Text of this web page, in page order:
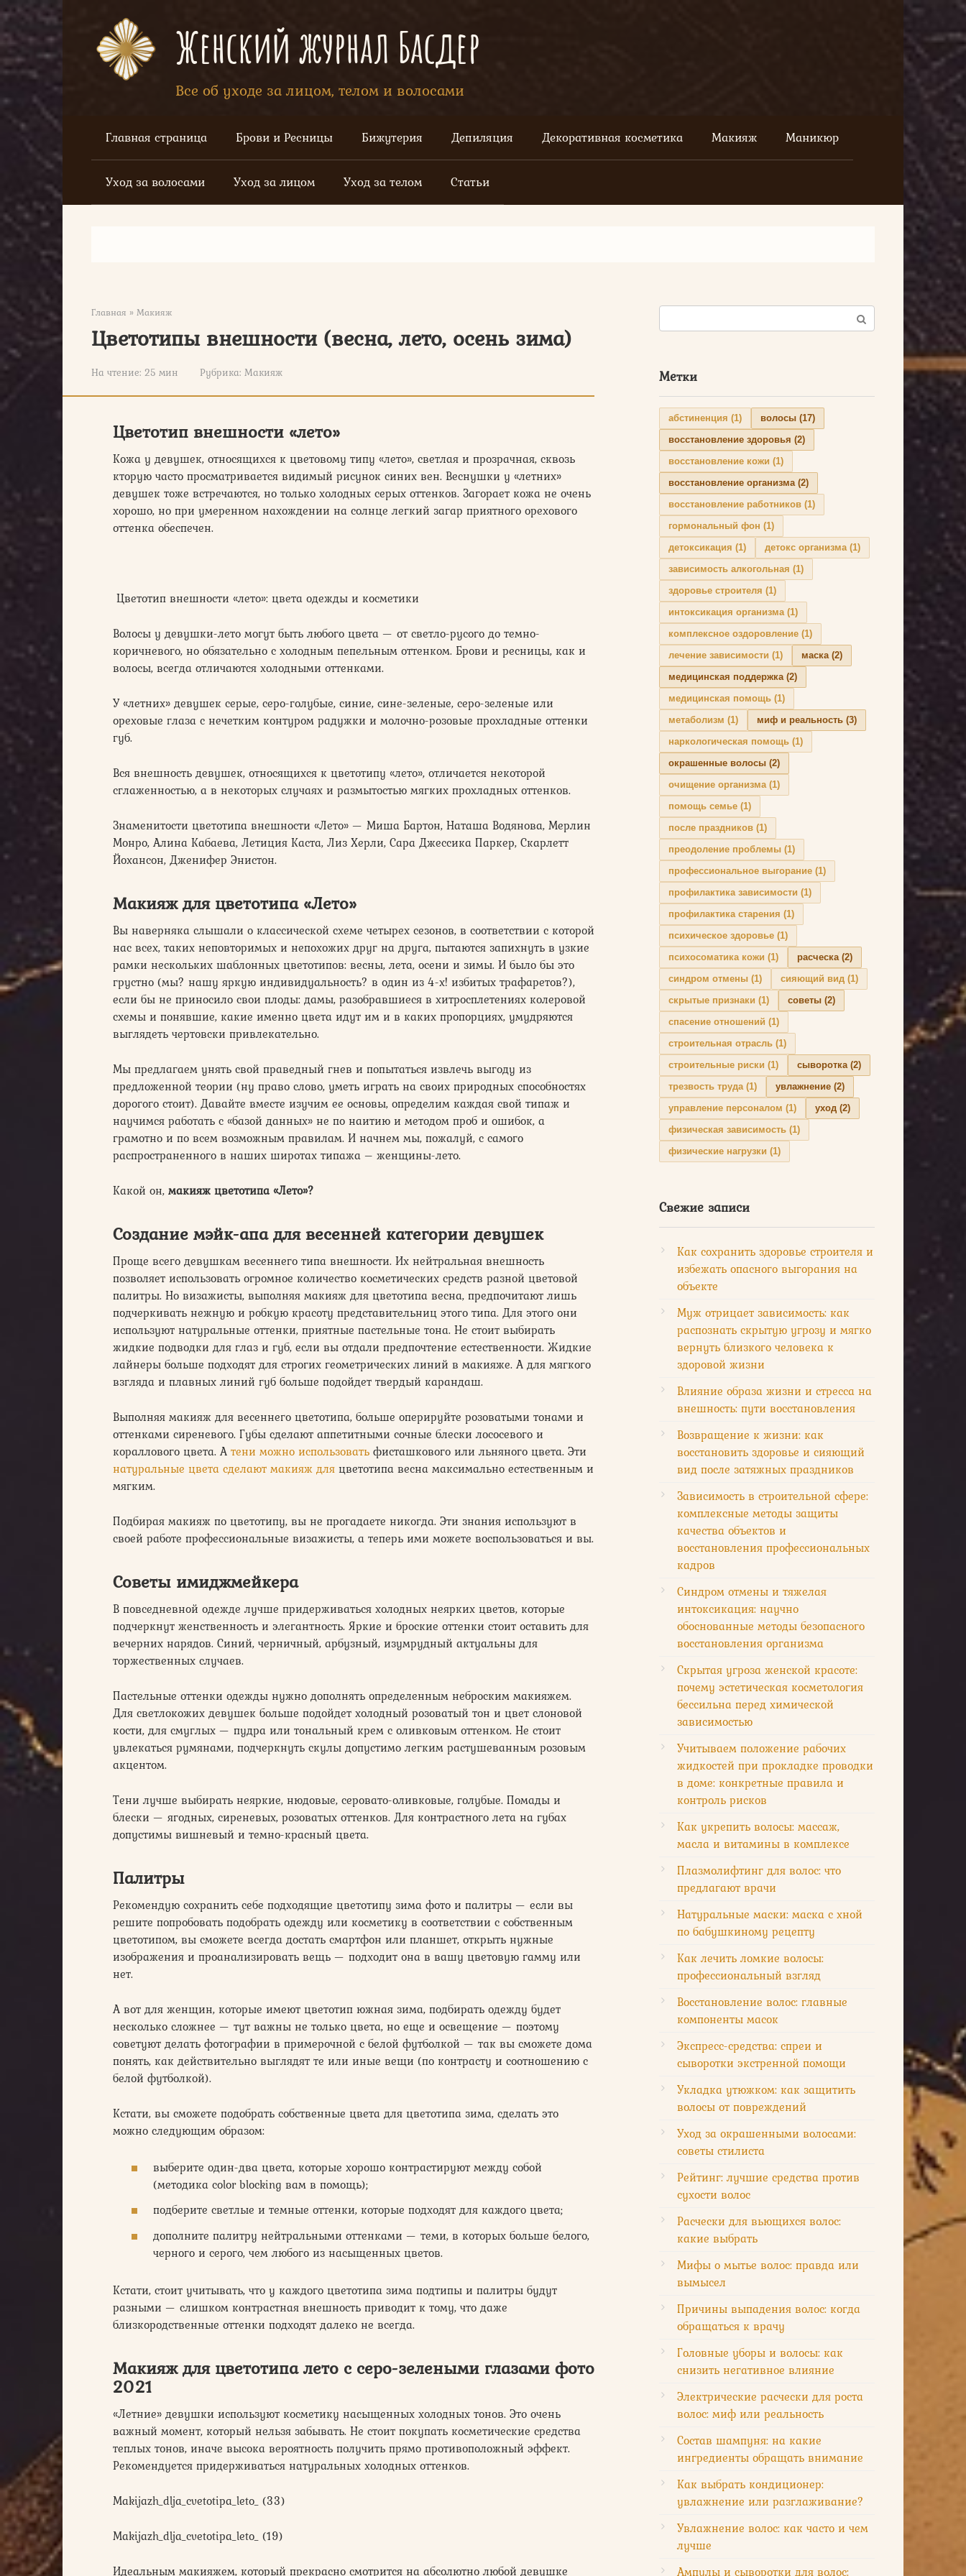
Перейти
к
контенту
Женский журнал Басдер
Все об уходе за лицом, телом и волосами
Главная страница Брови и Ресницы Бижутерия Депиляция Декоративная косметика Макияж Маникюр
Уход за волосами Уход за лицом Уход за телом Статьи
Главная » Макияж
Цветотипы внешности (весна, лето, осень зима)
На чтение: 25 мин Рубрика: Макияж
Цветотип внешности «лето»
Кожа у девушек, относящихся к цветовому типу «лето», светлая и прозрачная, сквозь
кторую часто просматривается видимый рисунок синих вен. Веснушки у «летних»
девушек тоже встречаются, но только холодных серых оттенков. Загорает кожа не очень
хорошо, но при умеренном нахождении на солнце легкий загар приятного орехового
оттенка обеспечен.
Цветотип внешности «лето»: цвета одежды и косметики
Волосы у девушки-лето могут быть любого цвета — от светло-русого до темно-
коричневого, но обязательно с холодным пепельным оттенком. Брови и ресницы, как и
волосы, всегда отличаются холодными оттенками.
У «летних» девушек серые, серо-голубые, синие, сине-зеленые, серо-зеленые или
ореховые глаза с нечетким контуром радужки и молочно-розовые прохладные оттенки
губ.
Вся внешность девушек, относящихся к цветотипу «лето», отличается некоторой
сглаженностью, а в некоторых случаях и размытостью мягких прохладных оттенков.
Знаменитости цветотипа внешности «Лето» — Миша Бартон, Наташа Водянова, Мерлин
Монро, Алина Кабаева, Летиция Каста, Лиз Херли, Сара Джессика Паркер, Скарлетт
Йохансон, Дженифер Энистон.
Макияж для цветотипа «Лето»
Вы наверняка слышали о классической схеме четырех сезонов, в соответствии с которой
нас всех, таких неповторимых и непохожих друг на друга, пытаются запихнуть в узкие
рамки нескольких шаблонных цветотипов: весны, лета, осени и зимы. И было бы это
грустно (мы? нашу яркую индивидуальность? в один из 4-х! избитых трафаретов?),
если бы не приносило свои плоды: дамы, разобравшиеся в хитросплетениях колеровой
схемы и понявшие, какие именно цвета идут им и в каких пропорциях, умудряются
выглядеть чертовски привлекательно.
Мы предлагаем унять свой праведный гнев и попытаться извлечь выгоду из
предложенной теории (ну право слово, уметь играть на своих природных способностях
дорогого стоит). Давайте вместе изучим ее основы, определим каждая свой типаж и
научимся работать с «базой данных» не по наитию и методом проб и ошибок, а
грамотно и по всем возможным правилам. И начнем мы, пожалуй, с самого
распространенного в наших широтах типажа – женщины-лето.
Какой он, макияж цветотипа «Лето»?
Создание мэйк-апа для весенней категории девушек
Проще всего девушкам весеннего типа внешности. Их нейтральная внешность
позволяет использовать огромное количество косметических средств разной цветовой
палитры. Но визажисты, выполняя макияж для цветотипа весна, предпочитают лишь
подчеркивать нежную и робкую красоту представительниц этого типа. Для этого они
используют натуральные оттенки, приятные пастельные тона. Не стоит выбирать
жидкие подводки для глаз и губ, если вы отдали предпочтение естественности. Жидкие
лайнеры больше подходят для строгих геометрических линий в макияже. А для мягкого
взгляда и плавных линий губ больше подойдет твердый карандаш.
Выполняя макияж для весеннего цветотипа, больше оперируйте розоватыми тонами и
оттенками сиреневого. Губы сделают аппетитными сочные блески лососевого и
кораллового цвета. А тени можно использовать фисташкового или льняного цвета. Эти
натуральные цвета сделают макияж для цветотипа весна максимально естественным и
мягким.
Подбирая макияж по цветотипу, вы не прогадаете никогда. Эти знания используют в
своей работе профессиональные визажисты, а теперь ими можете воспользоваться и вы.
Советы имиджмейкера
В повседневной одежде лучше придерживаться холодных неярких цветов, которые
подчеркнут женственность и элегантность. Яркие и броские оттенки стоит оставить для
вечерних нарядов. Синий, черничный, арбузный, изумрудный актуальны для
торжественных случаев.
Пастельные оттенки одежды нужно дополнять определенным неброским макияжем.
Для светлокожих девушек больше подойдет холодный розоватый тон и цвет слоновой
кости, для смуглых — пудра или тональный крем с оливковым оттенком. Не стоит
увлекаться румянами, подчеркнуть скулы допустимо легким растушеванным розовым
акцентом.
Тени лучше выбирать неяркие, нюдовые, серовато-оливковые, голубые. Помады и
блески — ягодных, сиреневых, розоватых оттенков. Для контрастного лета на губах
допустимы вишневый и темно-красный цвета.
Палитры
Рекомендую сохранить себе подходящие цветотипу зима фото и палитры — если вы
решите попробовать подобрать одежду или косметику в соответствии с собственным
цветотипом, вы сможете всегда достать смартфон или планшет, открыть нужные
изображения и проанализировать вещь — подходит она в вашу цветовую гамму или
нет.
А вот для женщин, которые имеют цветотип южная зима, подбирать одежду будет
несколько сложнее — тут важны не только цвета, но еще и освещение — поэтому
советуют делать фотографии в примерочной с белой футболкой — так вы сможете дома
понять, как действительно выглядят те или иные вещи (по контрасту и соотношению с
белой футболкой).
Кстати, вы сможете подобрать собственные цвета для цветотипа зима, сделать это
можно следующим образом:
выберите один-два цвета, которые хорошо контрастируют между собой
(методика color blocking вам в помощь);
подберите светлые и темные оттенки, которые подходят для каждого цвета;
дополните палитру нейтральными оттенками — теми, в которых больше белого,
черного и серого, чем любого из насыщенных цветов.
Кстати, стоит учитывать, что у каждого цветотипа зима подтипы и палитры будут
разными — слишком контрастная внешность приводит к тому, что даже
близкородственные оттенки подходят далеко не всегда.
Макияж для цветотипа лето с серо-зелеными глазами фото
2021
«Летние» девушки используют косметику насыщенных холодных тонов. Это очень
важный момент, который нельзя забывать. Не стоит покупать косметические средства
теплых тонов, иначе высока вероятность получить прямо противоположный эффект.
Рекомендуется придерживаться натуральных холодных оттенков.
Makijazh_dlja_cvetotipa_leto_ (33)
Makijazh_dlja_cvetotipa_leto_ (19)
Идеальным макияжем, который прекрасно смотрится на абсолютно любой девушке
Поиск:
Метки
абстиненция (1) волосы (17)
восстановление здоровья (2)
восстановление кожи (1)
восстановление организма(2)
восстановление работников (1)
гормональный фон (1)
детоксикация (1) детокс организма(1)
зависимость алкогольная (1)
здоровье строителя (1)
интоксикация организма(1)
комплексное оздоровление (1)
лечение зависимости (1) маска(2)
медицинская поддержка(2)
медицинская помощь (1)
метаболизм (1) миф и реальность (3)
наркологическая помощь (1)
окрашенные волосы (2)
очищение организма(1)
помощь семье (1)
после праздников (1)
преодоление проблемы (1)
профессиональное выгорание (1)
профилактика зависимости (1)
профилактика старения (1)
психическое здоровье (1)
психосоматика кожи (1) расческа(2)
синдром отмены (1) сияющий вид (1)
скрытые признаки (1) советы (2)
спасение отношений (1)
строительная отрасль (1)
строительные риски (1) сыворотка(2)
трезвость труда(1) увлажнение (2)
управление персоналом (1) уход (2)
физическая зависимость (1)
физические нагрузки (1)
Свежие записи
Как сохранить здоровье строителя и
избежать опасного выгорания на
объекте
Муж отрицает зависимость: как
распознать скрытую угрозу и мягко
вернуть близкого человека к
здоровой жизни
Влияние образа жизни и стресса на
внешность: пути восстановления
Возвращение к жизни: как
восстановить здоровье и сияющий
вид после затяжных праздников
Зависимость в строительной сфере:
комплексные методы защиты
качества объектов и
восстановления профессиональных
кадров
Синдром отмены и тяжелая
интоксикация: научно
обоснованные методы безопасного
восстановления организма
Скрытая угроза женской красоте:
почему эстетическая косметология
бессильна перед химической
зависимостью
Учитываем положение рабочих
жидкостей при прокладке проводки
в доме: конкретные правила и
контроль рисков
Как укрепить волосы: массаж,
масла и витамины в комплексе
Плазмолифтинг для волос: что
предлагают врачи
Натуральные маски: маска с хной
по бабушкиному рецепту
Как лечить ломкие волосы:
профессиональный взгляд
Восстановление волос: главные
компоненты масок
Экспресс-средства: спреи и
сыворотки экстренной помощи
Укладка утюжком: как защитить
волосы от повреждений
Уход за окрашенными волосами:
советы стилиста
Рейтинг: лучшие средства против
сухости волос
Расчески для вьющихся волос:
какие выбрать
Мифы о мытье волос: правда или
вымысел
Причины выпадения волос: когда
обращаться к врачу
Головные уборы и волосы: как
снизить негативное влияние
Электрические расчески для роста
волос: миф или реальность
Состав шампуня: на какие
ингредиенты обращать внимание
Как выбрать кондиционер:
увлажнение или разглаживание?
Увлажнение волос: как часто и чем
лучше
Ампулы и сыворотки для волос: